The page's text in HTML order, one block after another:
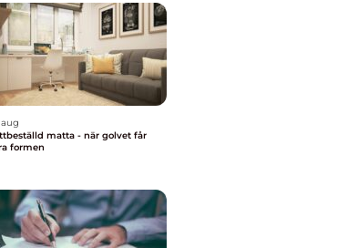
matta - när golvet får
formen